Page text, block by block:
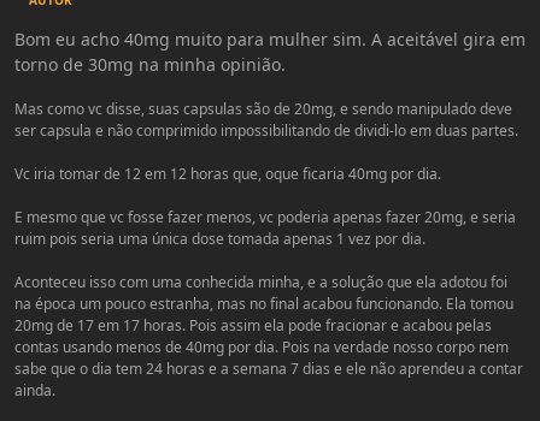
Bom eu acho 40mg muito para mulher sim. A aceitável gira em
torno de 30mg na minha opinião.
Mas como vc disse, suas capsulas são de 20mg, e sendo manipulado deve
ser capsula e não comprimido impossibilitando de dividi-lo em duas partes.
Vc iria tomar de 12 em 12 horas que, oque ficaria 40mg por dia.
E mesmo que vc fosse fazer menos, vc poderia apenas fazer 20mg, e seria
ruim pois seria uma única dose tomada apenas 1 vez por dia.
Aconteceu isso com uma conhecida minha, e a solução que ela adotou foi
na época um pouco estranha, mas no final acabou funcionando. Ela tomou
20mg de 17 em 17 horas. Pois assim ela pode fracionar e acabou pelas
contas usando menos de 40mg por dia. Pois na verdade nosso corpo nem
sabe que o dia tem 24 horas e a semana 7 dias e ele não aprendeu a contar
ainda.